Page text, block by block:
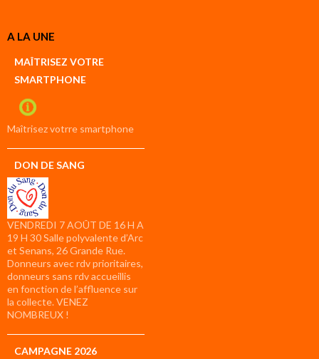
Créer
compte
compte
A LA UNE
MAÎTRISEZ VOTRE
SMARTPHONE
Maîtrisez votrre smartphone
DON DE SANG
VENDREDI 7 AOÛT DE 16 H A
19 H 30 Salle polyvalente d’Arc
et Senans, 26 Grande Rue.
Donneurs avec rdv prioritaires,
donneurs sans rdv accueillis
en fonction de l’affluence sur
la collecte. VENEZ
NOMBREUX !
CAMPAGNE 2026